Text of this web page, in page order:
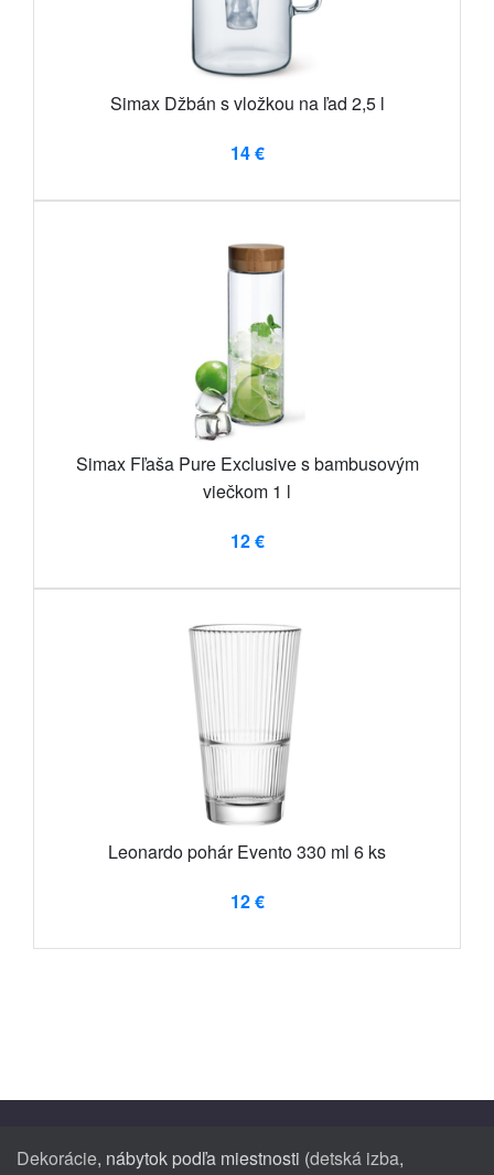
Simax Džbán s vložkou na ľad 2,5 l
14 €
Simax Fľaša Pure Exclusive s bambusovým
viečkom 1 l
12 €
Leonardo pohár Evento 330 ml 6 ks
12 €
Dekorácie, nábytok podľa miestnosti (detská izba,